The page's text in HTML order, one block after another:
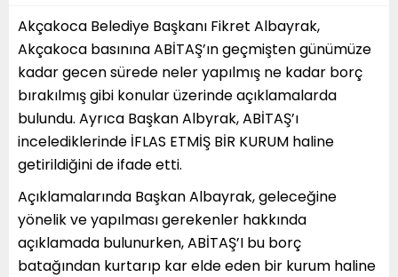
Akçakoca Belediye Başkanı Fikret Albayrak,
Akçakoca basınına ABİTAŞ’ın geçmişten günümüze
kadar gecen sürede neler yapılmış ne kadar borç
bırakılmış gibi konular üzerinde açıklamalarda
bulundu. Ayrıca Başkan Albyrak, ABİTAŞ’ı
incelediklerinde İFLAS ETMİŞ BİR KURUM haline
getirildiğini de ifade etti.
Açıklamalarında Başkan Albayrak, geleceğine
yönelik ve yapılması gerekenler hakkında
açıklamada bulunurken, ABİTAŞ’I bu borç
batağından kurtarıp kar elde eden bir kurum haline